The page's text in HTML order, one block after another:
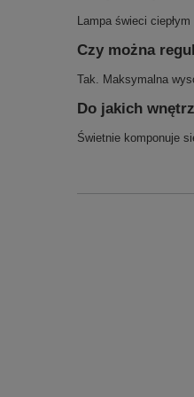
Lampa świeci
Czy można
Tak. Maksymalna
Do jakich
Świetnie komponuje